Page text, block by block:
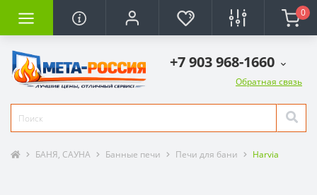
0
+7 903 968-1660
Обратная связь
БАНЯ, САУНА Банные печи Печи для бани Harvia